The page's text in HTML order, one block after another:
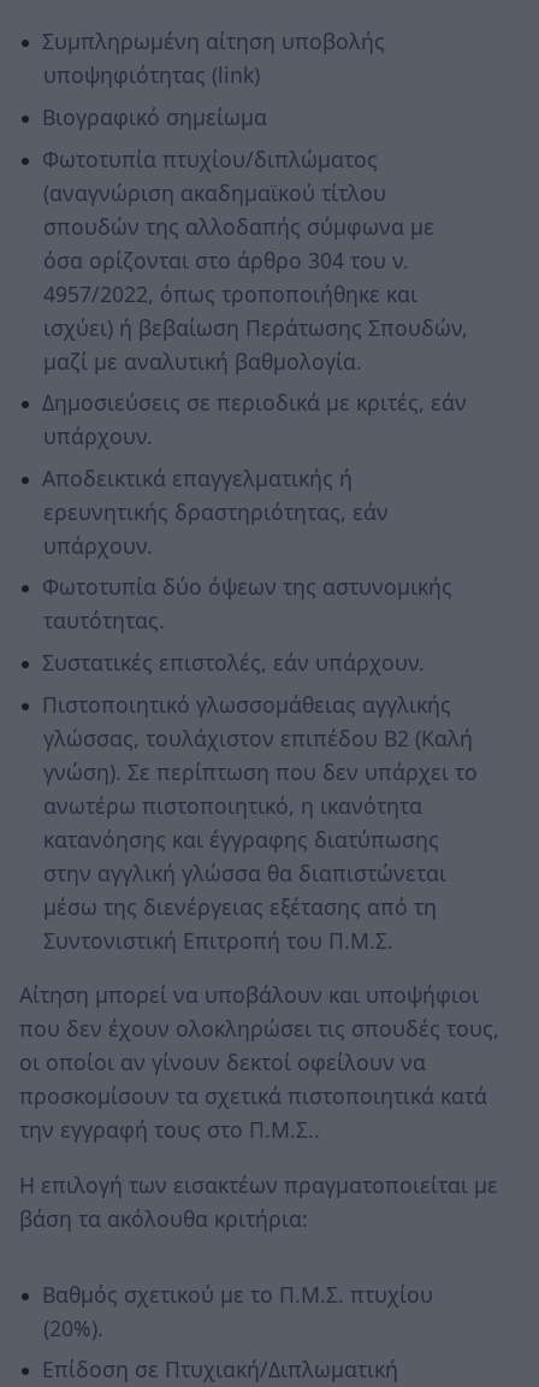
Συμπληρωμένη αίτηση υποβολής
υποψηφιότητας (link)
Βιογραφικό σημείωμα
Φωτοτυπία πτυχίου/διπλώματος
(αναγνώριση ακαδημαϊκού τίτλου
σπουδών της αλλοδαπής σύμφωνα με
όσα ορίζονται στο άρθρο 304 του ν.
4957/2022, όπως τροποποιήθηκε και
ισχύει) ή βεβαίωση Περάτωσης Σπουδών,
μαζί με αναλυτική βαθμολογία.
Δημοσιεύσεις σε περιοδικά με κριτές, εάν
υπάρχουν.
Αποδεικτικά επαγγελματικής ή
ερευνητικής δραστηριότητας, εάν
υπάρχουν.
Φωτοτυπία δύο όψεων της αστυνομικής
ταυτότητας.
Συστατικές επιστολές, εάν υπάρχουν.
Πιστοποιητικό γλωσσομάθειας αγγλικής
γλώσσας, τουλάχιστον επιπέδου Β2 (Καλή
γνώση). Σε περίπτωση που δεν υπάρχει το
ανωτέρω πιστοποιητικό, η ικανότητα
κατανόησης και έγγραφης διατύπωσης
στην αγγλική γλώσσα θα διαπιστώνεται
μέσω της διενέργειας εξέτασης από τη
Συντονιστική Επιτροπή του Π.Μ.Σ.
Αίτηση μπορεί να υποβάλουν και υποψήφιοι
που δεν έχουν ολοκληρώσει τις σπουδές τους,
οι οποίοι αν γίνουν δεκτοί οφείλουν να
προσκομίσουν τα σχετικά πιστοποιητικά κατά
την εγγραφή τους στο Π.Μ.Σ..
Η επιλογή των εισακτέων πραγματοποιείται με
βάση τα ακόλουθα κριτήρια:
Βαθμός σχετικού με το Π.Μ.Σ. πτυχίου
(20%).
Επίδοση σε Πτυχιακή/Διπλωματική